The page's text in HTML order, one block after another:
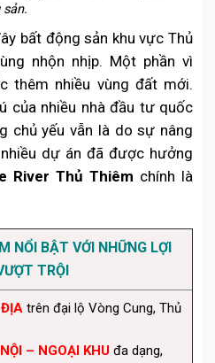
bất động sản khu vực Thủ
nhộn nhịp. Một phần vì
thêm nhiều vùng đất mới.
của nhiều nhà đầu tư quốc
chủ yếu vẫn là do sự nâng
dự án đã được hưởng
River Thủ Thiêm chính là
NỔI BẬT VỚI NHỮNG LỢI
TRỘI
trên đại lộ Vòng Cung, Thủ
– NGOẠI KHU đa dạng,